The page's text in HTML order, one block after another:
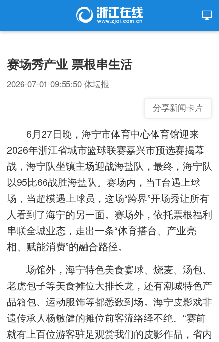
赛场秀产业 票根串生活
2026-07-01 09:55:50 体坛报
分享新闻卡片
6月27日晚，海宁市体育中心体育馆迎来
2026年浙江省城市篮球联赛嘉兴市预选赛揭幕
战，海宁队坐镇主场迎战海盐队，最终，海宁队
以95比66战胜海盐队。赛场内，当T台遇上球
场，当超模遇上球员，这场“跨界”开场秀让所有
人看到了海宁的另一面。赛场外，依托票根福利
串联全城业态，走出一条“体育搭台、产业亮
相、赋能消费”的融合路径。
场馆外，海宁特色美食宴球、烧麦、汤包、
老虎包子等美食摊位大排长龙，还有潮城特色产
品箱包、运动服饰等都悉数到场。海宁皮影戏非
遗传承人杨敏健的摊位前客流络绎不绝。“赛前
就有上百位游客驻足观赏我们的皮影作品，省内